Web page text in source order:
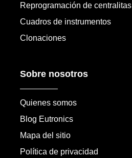
Reprogramación de centralitas
Cuadros de instrumentos
Clonaciones
Sobre nosotros
Quienes somos
Blog Eutronics
Mapa del sitio
Política de privacidad